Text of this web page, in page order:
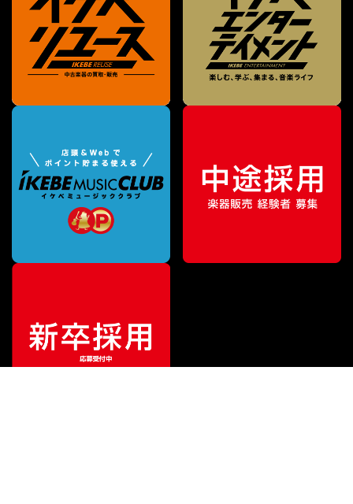
販売価格 ¥72,600（税込）
¥68,200（税込）